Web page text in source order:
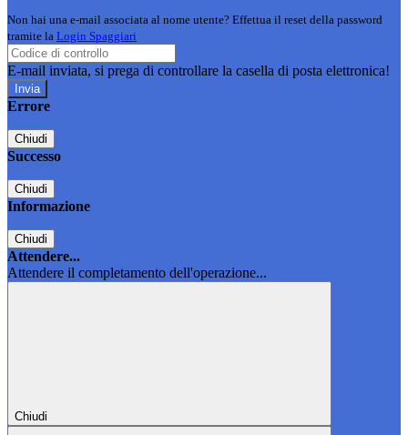
Non hai una e-mail associata al nome utente? Effettua il reset della password
tramite la Login Spaggiari
E-mail inviata, si prega di controllare la casella di posta elettronica!
Errore
Chiudi
Successo
Chiudi
Informazione
Chiudi
Attendere...
Attendere il completamento dell'operazione...
Chiudi